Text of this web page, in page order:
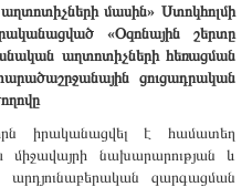
մասին» Ստոկհոլմի
«Օզոնային շերտը
աղտոտիչների հեռացման
ցուցադրական
իրականացվել է համատեղ
միջավայրի նախարարության և
զարգացման